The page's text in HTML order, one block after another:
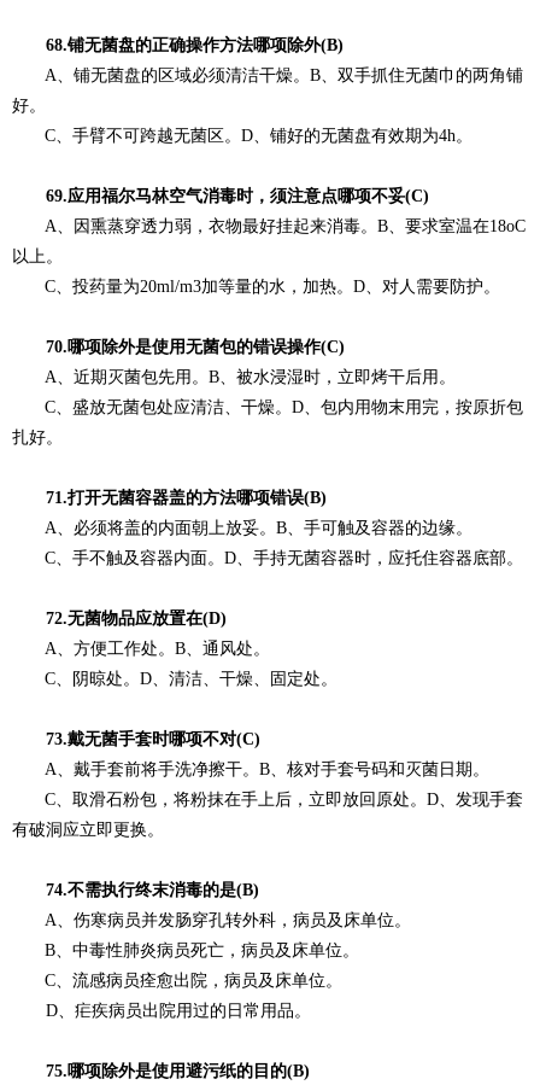
68.铺无菌盘的正确操作方法哪项除外(B)
A、铺无菌盘的区域必须清洁干燥。B、双手抓住无菌巾的两角铺
好。
C、手臂不可跨越无菌区。D、铺好的无菌盘有效期为4h。
69.应用福尔马林空气消毒时，须注意点哪项不妥(C)
A、因熏蒸穿透力弱，衣物最好挂起来消毒。B、要求室温在18oC
以上。
C、投药量为20ml/m3加等量的水，加热。D、对人需要防护。
70.哪项除外是使用无菌包的错误操作(C)
A、近期灭菌包先用。B、被水浸湿时，立即烤干后用。
C、盛放无菌包处应清洁、干燥。D、包内用物末用完，按原折包
扎好。
71.打开无菌容器盖的方法哪项错误(B)
A、必须将盖的内面朝上放妥。B、手可触及容器的边缘。
C、手不触及容器内面。D、手持无菌容器时，应托住容器底部。
72.无菌物品应放置在(D)
A、方便工作处。B、通风处。
C、阴晾处。D、清洁、干燥、固定处。
73.戴无菌手套时哪项不对(C)
A、戴手套前将手洗净擦干。B、核对手套号码和灭菌日期。
C、取滑石粉包，将粉抹在手上后，立即放回原处。D、发现手套
有破洞应立即更换。
74.不需执行终末消毒的是(B)
A、伤寒病员并发肠穿孔转外科，病员及床单位。
B、中毒性肺炎病员死亡，病员及床单位。
C、流感病员痊愈出院，病员及床单位。
D、疟疾病员出院用过的日常用品。
75.哪项除外是使用避污纸的目的(B)